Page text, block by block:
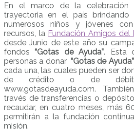
En el marco de la
trayectoria en el país
numerosos niños y jóvenes
recursos, la Fundación Amigos del
desde Junio de este año su
fondos“Gotas de Ayuda”. Esta
personas a donar “Gotas de Ayuda”
cada una, las cuales pueden ser
de crédito o de
www.gotasdeayuda.com.
través de transferencias o
recaudar, en cuatro meses, más
permitirán a la fundación
misión.